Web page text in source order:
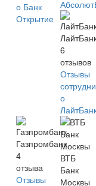
о Банк
Открытие
6
отзывов
Отзывы
о
Газпромбанк
4
отзыва
Отзывы
ВТБ
Банк
Москвы